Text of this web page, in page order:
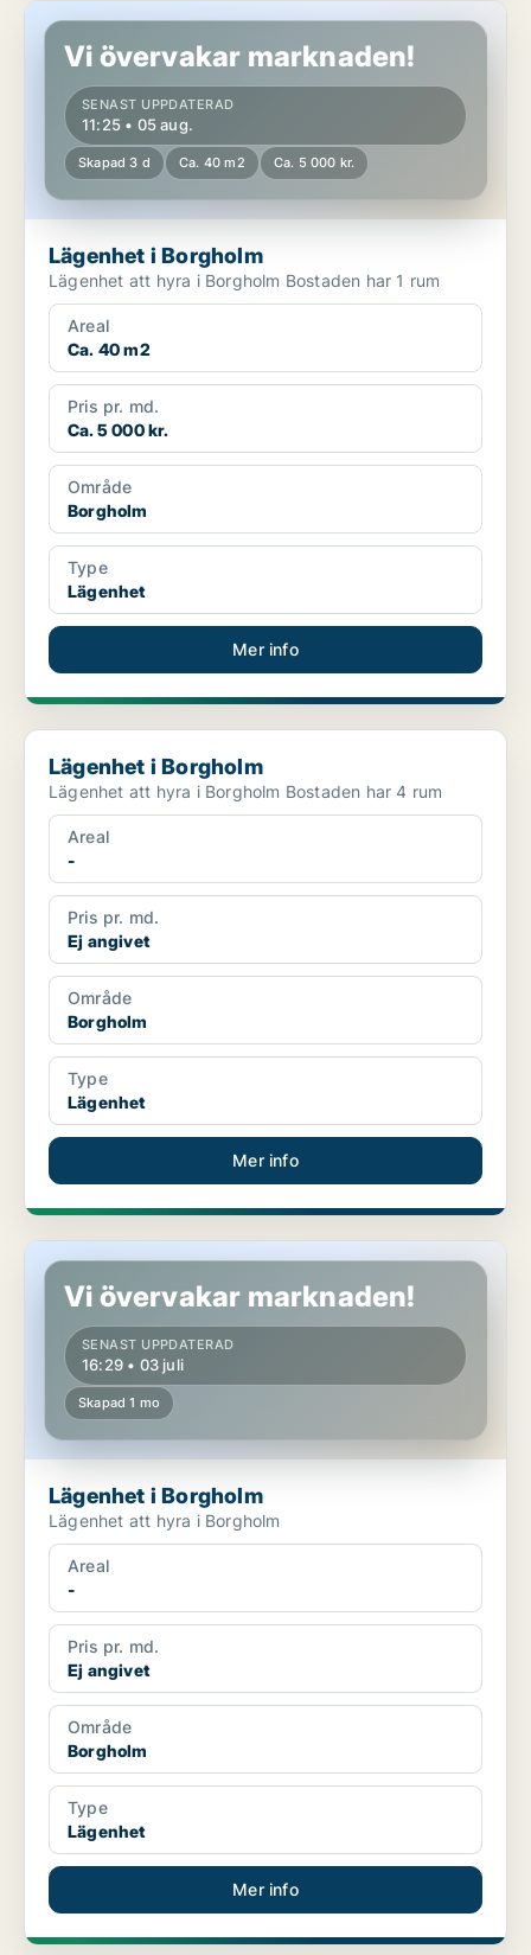
Lägenhet i Borgholm
Vi övervakar marknaden!
SENAST UPPDATERAD
11:25 • 05 aug.
Skapad 3 d Ca. 40 m2 Ca. 5 000 kr.
Lägenhet i Borgholm
Lägenhet att hyra i Borgholm Bostaden har 1 rum
Areal
Ca. 40 m2
Pris pr. md.
Ca. 5 000 kr.
Område
Borgholm
Type
Lägenhet
Mer info
Lägenhet i Borgholm
Lägenhet i Borgholm
Lägenhet att hyra i Borgholm Bostaden har 4 rum
Areal
-
Pris pr. md.
Ej angivet
Område
Borgholm
Type
Lägenhet
Mer info
Lägenhet i Borgholm
Vi övervakar marknaden!
SENAST UPPDATERAD
16:29 • 03 juli
Skapad 1 mo
Lägenhet i Borgholm
Lägenhet att hyra i Borgholm
Areal
-
Pris pr. md.
Ej angivet
Område
Borgholm
Type
Lägenhet
Mer info